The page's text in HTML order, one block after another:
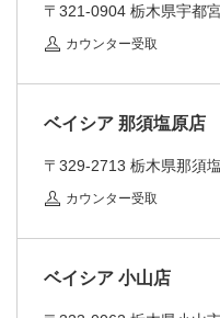
〒321-0904 栃木県宇都
カウンター受取
ベイシア 那須塩原店
〒329-2713 栃木県那須
カウンター受取
ベイシア 小山店